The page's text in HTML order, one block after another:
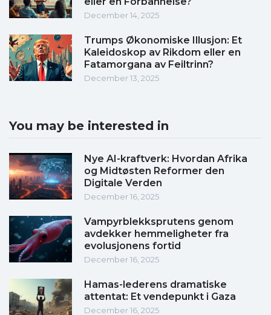
December 14, 2025
Trumps Økonomiske Illusjon: Et
Kaleidoskop av Rikdom eller en
Fatamorgana av Feiltrinn?
December 13, 2025
You may be interested in
Nye AI-kraftverk: Hvordan Afrika
og Midtøsten Reformer den
Digitale Verden
December 16, 2025
Vampyrblekksprutens genom
avdekker hemmeligheter fra
evolusjonens fortid
December 16, 2025
Hamas-lederens dramatiske
attentat: Et vendepunkt i Gaza
December 16, 2025